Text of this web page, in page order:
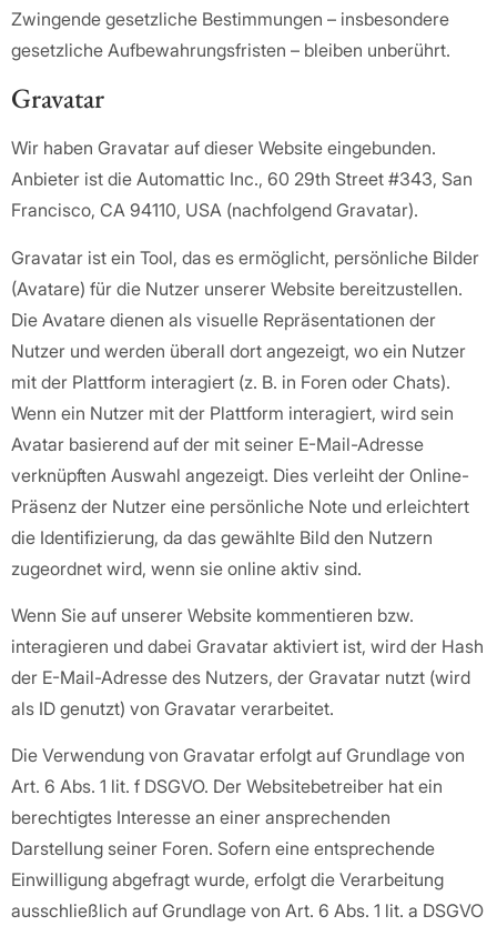
Zwingende gesetzliche Bestimmungen – insbesondere
gesetzliche Aufbewahrungsfristen – bleiben unberührt.
Gravatar
Wir haben Gravatar auf dieser Website eingebunden.
Anbieter ist die Automattic Inc., 60 29th Street #343, San
Francisco, CA 94110, USA (nachfolgend Gravatar).
Gravatar ist ein Tool, das es ermöglicht, persönliche Bilder
(Avatare) für die Nutzer unserer Website bereitzustellen.
Die Avatare dienen als visuelle Repräsentationen der
Nutzer und werden überall dort angezeigt, wo ein Nutzer
mit der Plattform interagiert (z. B. in Foren oder Chats).
Wenn ein Nutzer mit der Plattform interagiert, wird sein
Avatar basierend auf der mit seiner E-Mail-Adresse
verknüpften Auswahl angezeigt. Dies verleiht der Online-
Präsenz der Nutzer eine persönliche Note und erleichtert
die Identifizierung, da das gewählte Bild den Nutzern
zugeordnet wird, wenn sie online aktiv sind.
Wenn Sie auf unserer Website kommentieren bzw.
interagieren und dabei Gravatar aktiviert ist, wird der Hash
der E-Mail-Adresse des Nutzers, der Gravatar nutzt (wird
als ID genutzt) von Gravatar verarbeitet.
Die Verwendung von Gravatar erfolgt auf Grundlage von
Art. 6 Abs. 1 lit. f DSGVO. Der Websitebetreiber hat ein
berechtigtes Interesse an einer ansprechenden
Darstellung seiner Foren. Sofern eine entsprechende
Einwilligung abgefragt wurde, erfolgt die Verarbeitung
ausschließlich auf Grundlage von Art. 6 Abs. 1 lit. a DSGVO